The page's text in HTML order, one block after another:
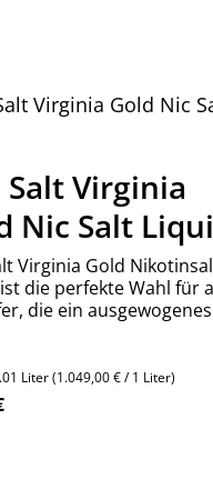
Salt Virginia
Nic Salt
Virginia Gold
die perfekte Wahl für
die ein ausgewogenes
Liter(1.049,00 € / 1 Liter)
Preis: